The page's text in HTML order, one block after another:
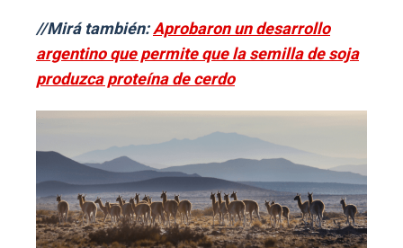
//Mirá también:Aprobaron un desarrollo
argentino que permite que la semilla de soja
produzca proteína de cerdo